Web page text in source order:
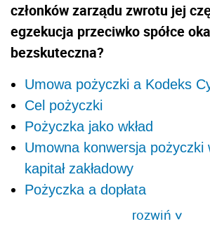
członków zarządu zwrotu jej
egzekucja przeciwko spółce
bezskuteczna?
Umowa pożyczki a Kodeks
Cel pożyczki
Pożyczka jako wkład
Umowna konwersja pożyczki
kapitał zakładowy
Pożyczka a dopłata
rozwiń>